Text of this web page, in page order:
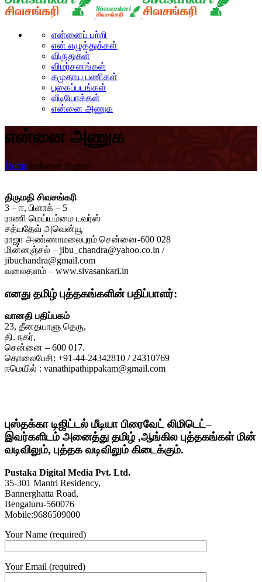
என்னைப் பற்றி
என் எழுத்துக்கள்
விருதுகள்
விமர்சனங்கள்
சமுதாய பணிகள்
புகைப்படங்கள்
வீடியோக்கள்
என்னை அணுக
என்னை அணுக
Home/என்னை அணுக
திருமதி சிவசங்கரி
3 – ஈ, பிளாக் – 5
ராணி மெய்யம்மை டவர்ஸ்
சத்யதேவ் அவென்யூ
ராஜா அண்ணாமலைபுரம் சென்னை-600 028
மின்னஞ்சல் – jibu_chandra@yahoo.co.in /
jibuchandra@gmail.com
வலைதளம் – www.sivasankari.in
எனது தமிழ் புத்தகங்களின் பதிப்பாளர்:
வானதி பதிப்பகம்
23, தீனதயாளு தெரு,
தி. நகர்,
சென்னை – 600 017.
தொலைபேசி: +91-44-24342810 / 24310769
ஈமெயில் : vanathipathippakam@gmail.com
புஸ்தக்கா டிஜிட்டல் மீடியா பிரைவேட் லிமிடெட்–
இவர்களிடம் அனைத்து தமிழ் ,ஆங்கில புத்தகங்கள் மின்
வடிவிலும், புத்தக வடிவிலும் கிடைக்கும்.
Pustaka Digital Media Pvt. Ltd.
35-301 Mantri Residency,
Bannerghatta Road,
Bengaluru-560076
Mobile:9686509000
Your Name (required)
Your Email (required)